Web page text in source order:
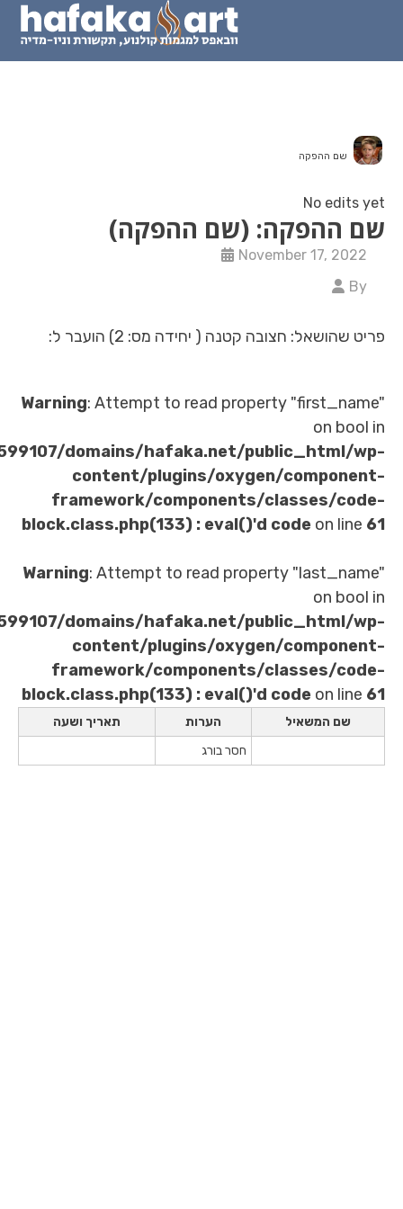
(שם ההפקה)
קטנה ( יחידה מס: 2) הועבר ל:
Warning: Attempt to read property
/home/u621599107/domains/hafaka.net/
content/plugins/oxygen/
framework/components/
block.class.php(133) : eval()'d
Warning: Attempt to read property
/home/u621599107/domains/hafaka.net/
content/plugins/oxygen/
framework/components/
block.class.php(133) : eval()'d
הערות
תאריך ושעה